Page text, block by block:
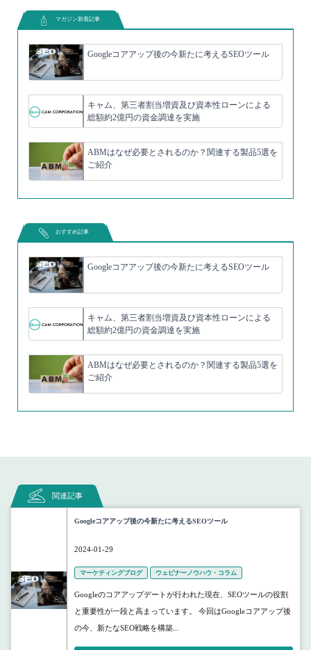
マガジン新着記事
Googleコアアップ後の今新たに考えるSEOツール
キャム、第三者割当増資及び資本性ローンによる
総額約2億円の資金調達を実施
ABMはなぜ必要とされるのか？関連する製品5選を
ご紹介
おすすめ記事
Googleコアアップ後の今新たに考えるSEOツール
キャム、第三者割当増資及び資本性ローンによる
総額約2億円の資金調達を実施
ABMはなぜ必要とされるのか？関連する製品5選を
ご紹介
関連記事
Googleコアアップ後の今新たに考えるSEOツール
2024-01-29
マーケティングブログ ウェビナーノウハウ・コラム
Googleのコアアップデートが行われた現在、SEOツールの役割
と重要性が一段と高まっています。 今回はGoogleコアアップ後
の今、新たなSEO戦略を構築...